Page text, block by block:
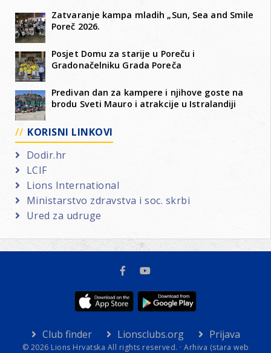
Zatvaranje kampa mladih „Sun, Sea and Smile
Poreč 2026.
Posjet Domu za starije u Poreču i
Gradonačelniku Grada Poreča
Predivan dan za kampere i njihove goste na
brodu Sveti Mauro i atrakcije u Istralandiji
KORISNI LINKOVI
Dodir.hr
LCIF
Lions International
Ministarstvo zdravstva i soc. skrbi
Ured za udruge
Club finder Lionsclubs.org Prijava
© 2026 Lions Hrvatska All rights reserved. · Arhiva (stara web